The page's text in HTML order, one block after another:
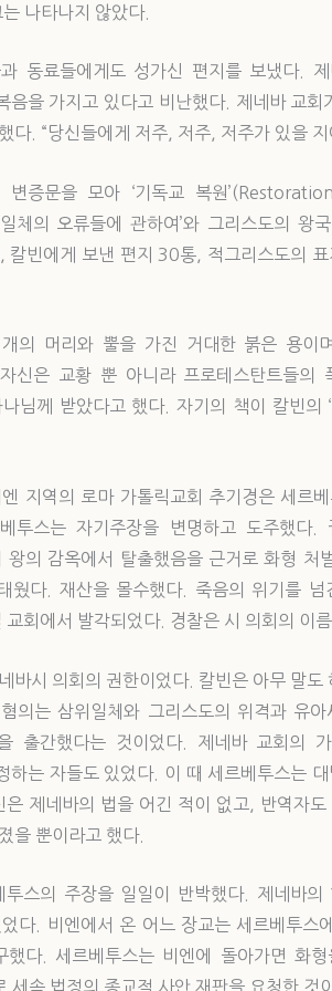
나타나지 않았다.
동료들에게도 성가신 편지를 보냈다.
음을 가지고 있다고 비난했다. 제네바 교
다. “당신들에게 저주, 저주, 저주가 있을
변증문을 모아 ‘기독교 복원
체의 오류들에 관하여’와 그리스도의
칼빈에게 보낸 편지 30통, 적그리스도의
의 머리와 뿔을 가진 거대한 붉은 용이
신은 교황 뿐 아니라 프로테스탄트들의
님께 받았다고 했다. 자기의 책이 칼빈의
지역의 로마 가톨릭교회 추기경은 세르
투스는 자기주장을 변명하고 도주했다
왕의 감옥에서 탈출했음을 근거로 화형 처
웠다. 재산을 몰수했다. 죽음의 위기를
회에서 발각되었다. 경찰은 시 의회의 이
바시 의회의 권한이었다. 칼빈은 아무 말도
의는 삼위일체와 그리스도의 위격과 유아
출간했다는 것이었다. 제네바 교회의
하는 자들도 있었다. 이 때 세르베투스는
제네바의 법을 어긴 적이 없고, 반역자
을 뿐이라고 했다.
투스의 주장을 일일이 반박했다. 제네바
다. 비엔에서 온 어느 장교는 세르베투스
했다. 세르베투스는 비엔에 돌아가면 화
세속 법정의 종교적 사안 재판을 요청한 것